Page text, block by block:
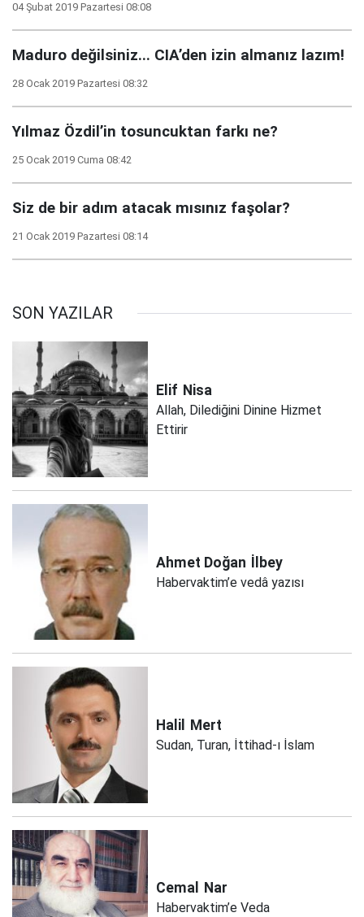
04 Şubat 2019 Pazartesi 08:08
Maduro değilsiniz... CIA’den izin almanız lazım!
28 Ocak 2019 Pazartesi 08:32
Yılmaz Özdil’in tosuncuktan farkı ne?
25 Ocak 2019 Cuma 08:42
Siz de bir adım atacak mısınız faşolar?
21 Ocak 2019 Pazartesi 08:14
SON YAZILAR
Elif Nisa
Allah, Dilediğini Dinine Hizmet
Ettirir
Ahmet Doğan İlbey
Habervaktim’e vedâ yazısı
Halil Mert
Sudan, Turan, İttihad-ı İslam
Cemal Nar
Habervaktim’e Veda